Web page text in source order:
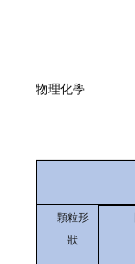
物理化學
顆粒形
狀